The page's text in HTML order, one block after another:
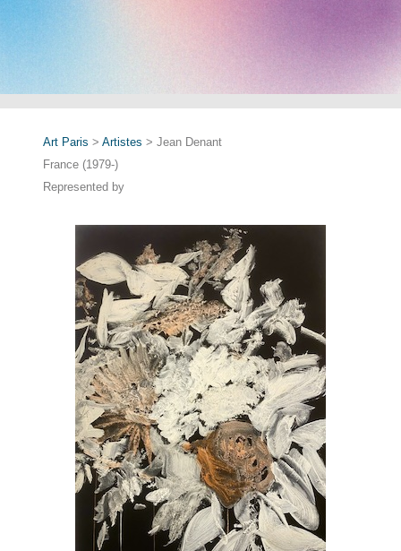
Art Paris > Artistes > Jean Denant
France (1979-)
Represented by